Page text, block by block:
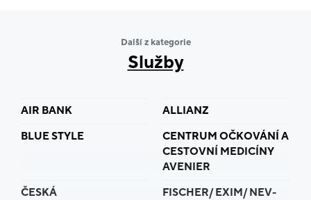
Další z kategorie
Služby
AIR BANK
ALLIANZ
BLUE STYLE
CENTRUM OČKOVÁNÍ A
CESTOVNÍ MEDICÍNY
AVENIER
ČESKÁ
FISCHER/ EXIM/ NEV-